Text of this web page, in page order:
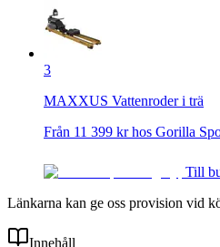
3
MAXXUS Vattenroder i trä
Från 11 399 kr hos Gorilla
Till
Länkarna kan ge oss provision vid
Innehåll